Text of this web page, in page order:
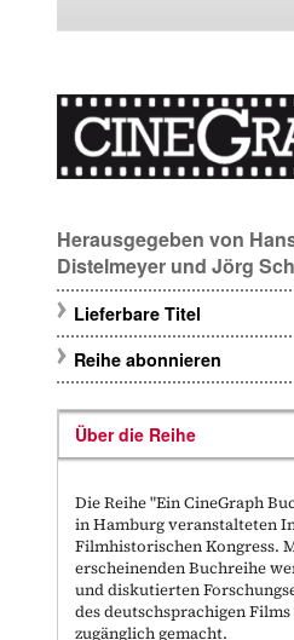
Herausgegeben von
Distelmeyer und Jörg
Lieferbare Titel
Reihe abonnieren
Über die Reihe
Die Reihe"EinCineGraph
in Hamburg veranstalteten
Filmhistorischen Kongress.
erscheinenden Buchreihe
und diskutierten
des deutschsprachigen
zugänglich gemacht.